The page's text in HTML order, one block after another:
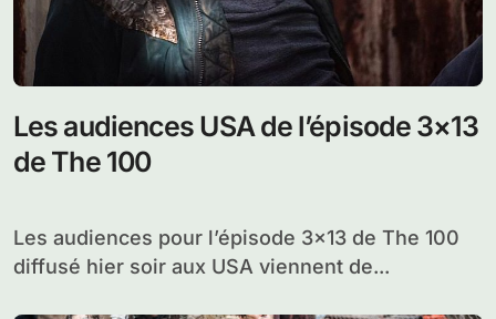
Les audiences USA de l’épisode 3×13
de The 100
Les audiences pour l’épisode 3×13 de The 100
diffusé hier soir aux USA viennent de...